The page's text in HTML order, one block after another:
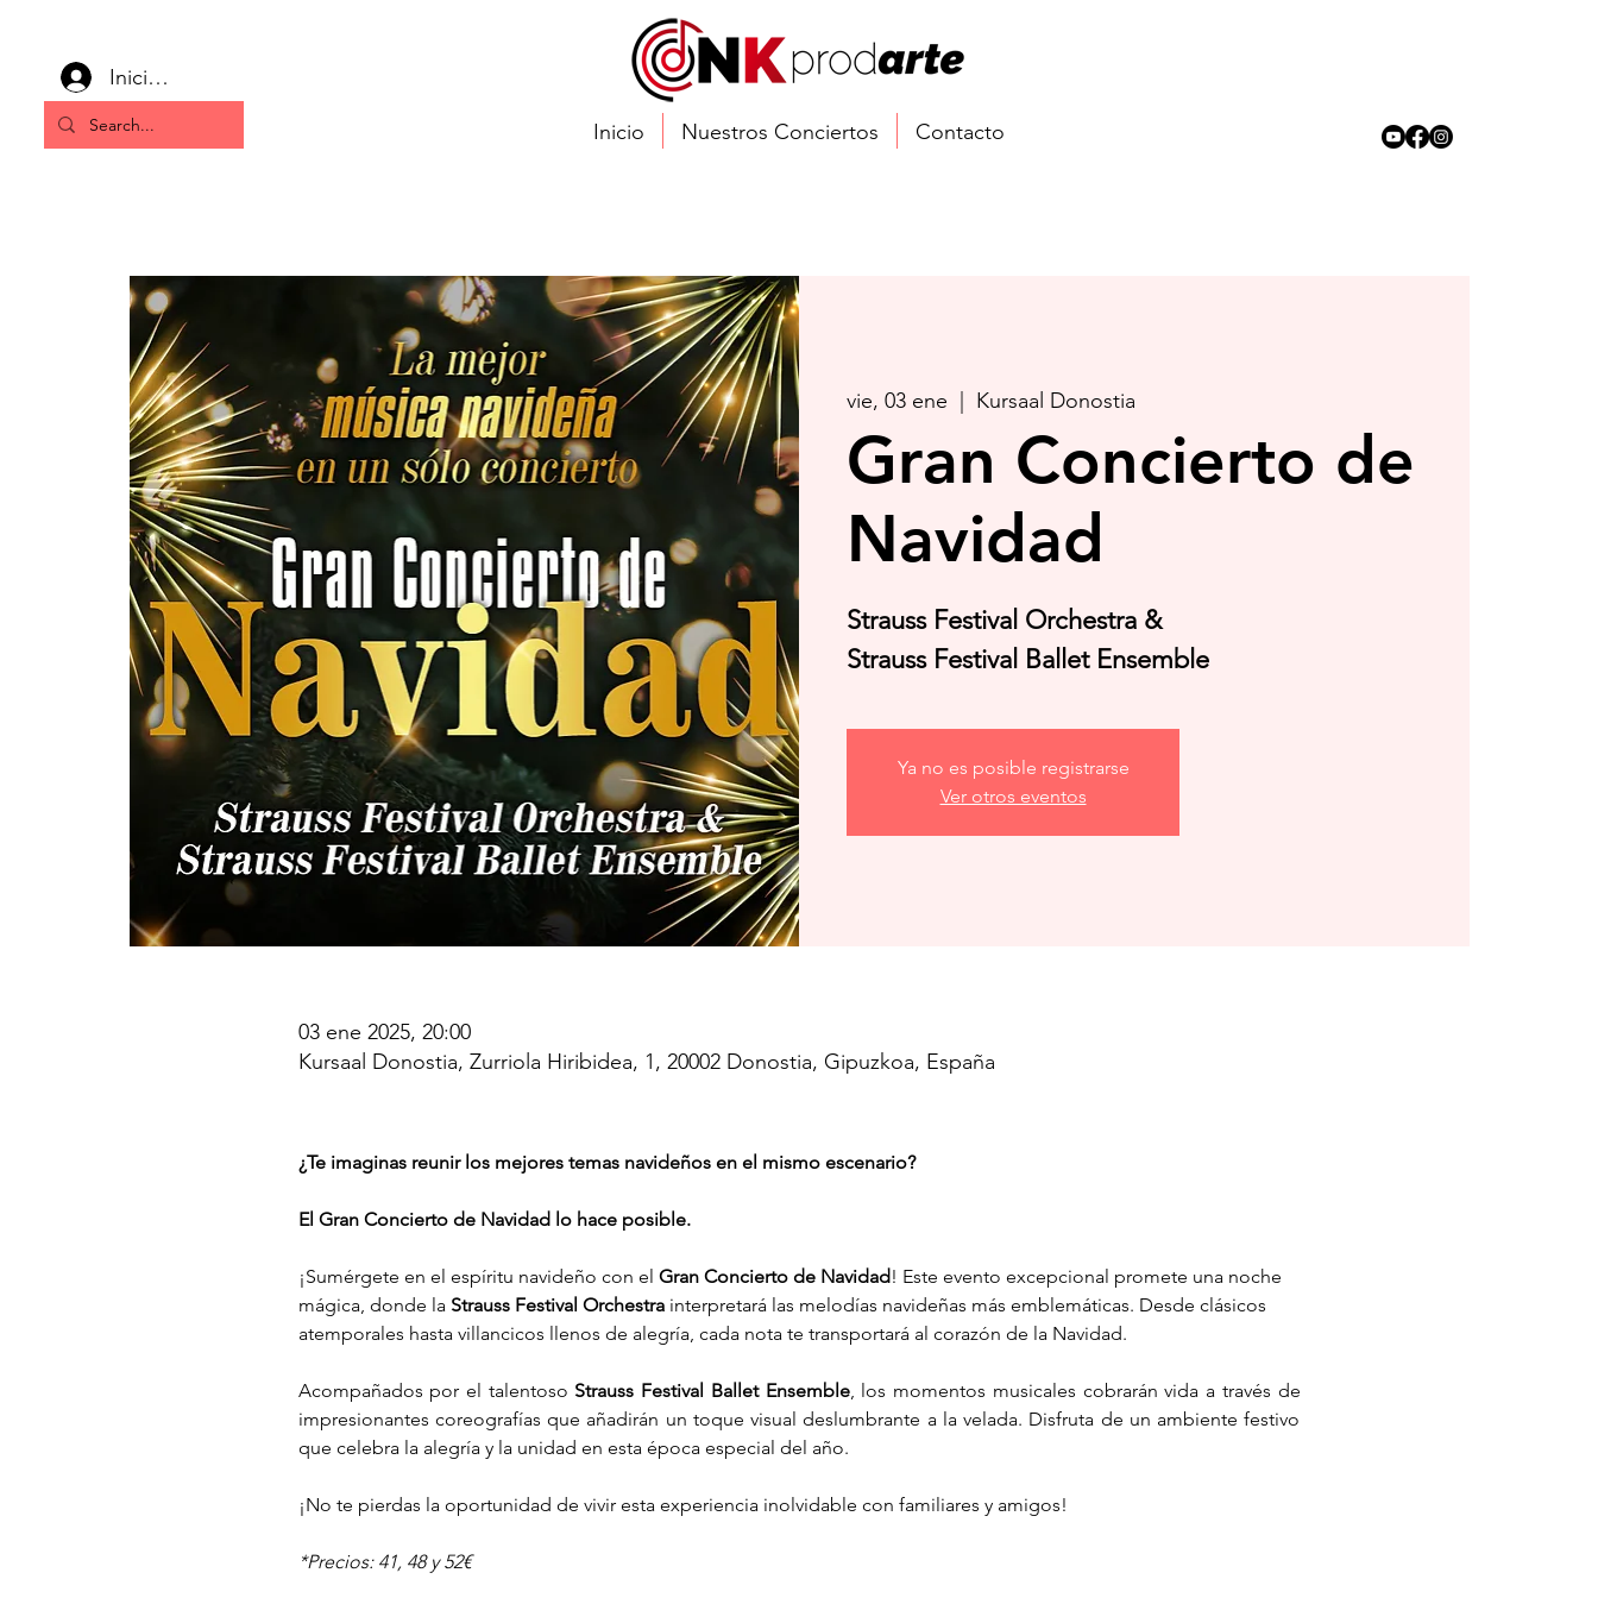
Iniciar sesión
Inicio Nuestros Conciertos Contacto
vie, 03 ene Kursaal Donostia
Gran Concierto de
Navidad
Strauss Festival Orchestra &
Strauss Festival Ballet Ensemble
Ya no es posible registrarse
Ver otros eventos
03 ene 2025, 20:00
Kursaal Donostia, Zurriola Hiribidea, 1, 20002 Donostia, Gipuzkoa, España
¿Te imaginas reunir los mejores temas navideños en el mismo escenario?
El Gran Concierto de Navidad lo hace posible.
¡Sumérgete en el espíritu navideño con el Gran Concierto de Navidad! Este evento excepcional promete una noche
mágica, donde la Strauss Festival Orchestra interpretará las melodías navideñas más emblemáticas. Desde clásicos
atemporales hasta villancicos llenos de alegría, cada nota te transportará al corazón de la Navidad.
Acompañados por el talentoso Strauss Festival Ballet Ensemble, los momentos musicales cobrarán vida a través de
impresionantes coreografías que añadirán un toque visual deslumbrante a la velada. Disfruta de un ambiente festivo
que celebra la alegría y la unidad en esta época especial del año.
¡No te pierdas la oportunidad de vivir esta experiencia inolvidable con familiares y amigos!
*Precios: 41, 48 y 52€